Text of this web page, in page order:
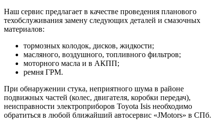
Наш сервис предлагает в качестве проведения планового
техобслуживания замену следующих деталей и смазочных
материалов:
тормозных колодок, дисков, жидкости;
масляного, воздушного, топливного фильтров;
моторного масла и в АКПП;
ремня ГРМ.
При обнаружении стука, неприятного шума в районе
подвижных частей (колес, двигателя, коробки передач),
неисправности электроприборов Toyota Isis необходимо
обратиться в любой ближайший автосервис «JMotors» в СПб.